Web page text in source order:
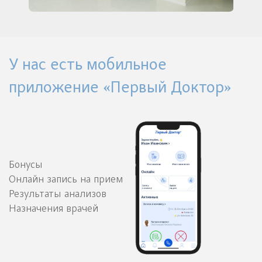
У нас есть мобильное
приложение «Первый Доктор»
Бонусы
Онлайн запись на прием
Результаты анализов
Назначения врачей